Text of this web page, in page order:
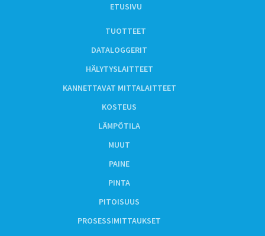
ETUSIVU
TUOTTEET
DATALOGGERIT
HÄLYTYSLAITTEET
KANNETTAVAT MITTALAITTEET
KOSTEUS
LÄMPÖTILA
MUUT
PAINE
PINTA
PITOISUUS
PROSESSIMITTAUKSET